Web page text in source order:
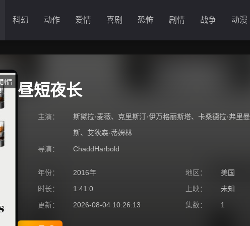
科幻 动作 爱情 喜剧 恐怖 剧情 战争 动漫
剧情 昼短夜长
主演： 斯黛拉·麦薇、 克里斯汀·伊万格丽斯塔、 卡桑德拉·弗里曼
斯、 艾狄森·蒂姆林
导演：
ChaddHarbold
年份： 2016年 地区： 美国
时长：
1:41:0 上映： 未知
更新：
2026-08-04 10:26:13 集数： 1